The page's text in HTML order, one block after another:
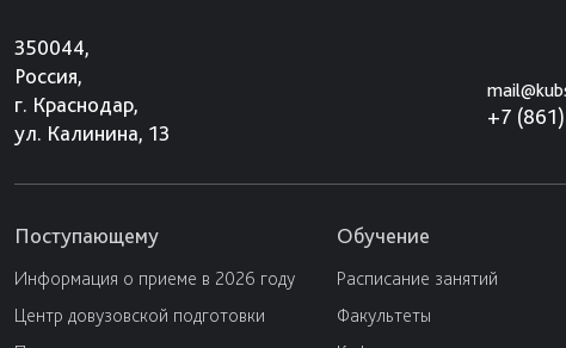
350044,
Россия,
г. Краснодар,
ул. Калинина, 13
+7
Поступающему
Информация о приеме в 2026 году
Центр довузовской подготовки
Обучение
Расписание занятий
Факультеты